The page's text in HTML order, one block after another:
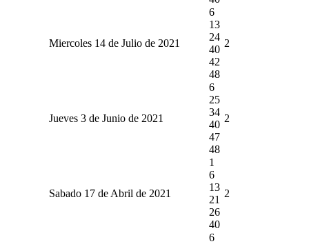
Miercoles 14 de Julio de 2021
6
13
24
40
42
48
2
Jueves 3 de Junio de 2021
6
25
34
40
47
48
2
Sabado 17 de Abril de 2021
1
6
13
21
26
40
2
6